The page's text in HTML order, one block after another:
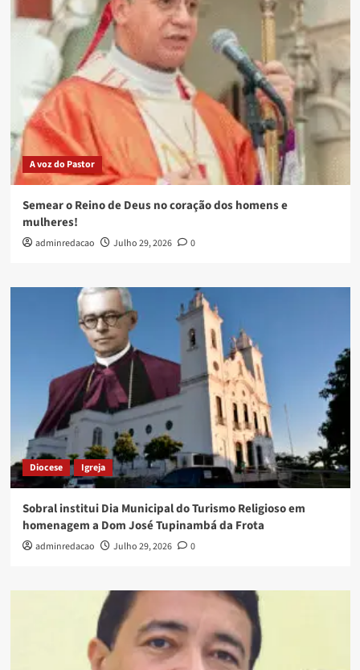
A voz do Pastor
Semear o Reino de Deus no coração dos homens e
mulheres!
adminredacao Julho 29, 2026 0
Diocese Igreja
Sobral institui Dia Municipal do Turismo Religioso em
homenagem a Dom José Tupinambá da Frota
adminredacao Julho 29, 2026 0